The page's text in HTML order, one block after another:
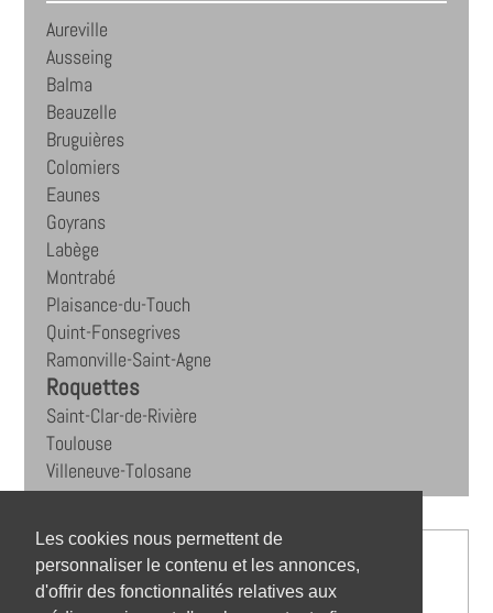
Les cookies nous permettent de
personnaliser le contenu et les annonces,
d'offrir des fonctionnalités relatives aux
Aureville
Ausseing
Balma
Beauzelle
Bruguières
Colomiers
Eaunes
Goyrans
Labège
Montrabé
Plaisance-du-Touch
Quint-Fonsegrives
Ramonville-Saint-Agne
Roquettes
Saint-Clar-de-Rivière
Toulouse
Villeneuve-Tolosane